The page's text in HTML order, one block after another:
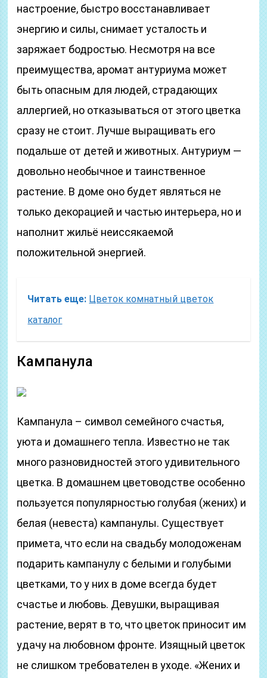
настроение, быстро восстанавливает
энергию и силы, снимает усталость и
заряжает бодростью. Несмотря на все
преимущества, аромат антуриума может
быть опасным для людей, страдающих
аллергией, но отказываться от этого цветка
сразу не стоит. Лучше выращивать его
подальше от детей и животных. Антуриум —
довольно необычное и таинственное
растение. В доме оно будет являться не
только декорацией и частью интерьера, но и
наполнит жильё неиссякаемой
положительной энергией.
Читать еще: Цветок комнатный цветок
каталог
Кампанула
Кампанула – символ семейного счастья,
уюта и домашнего тепла. Известно не так
много разновидностей этого удивительного
цветка. В домашнем цветоводстве особенно
пользуется популярностью голубая (жених) и
белая (невеста) кампанулы. Существует
примета, что если на свадьбу молодоженам
подарить кампанулу с белыми и голубыми
цветками, то у них в доме всегда будет
счастье и любовь. Девушки, выращивая
растение, верят в то, что цветок приносит им
удачу на любовном фронте. Изящный цветок
не слишком требователен в уходе. «Жених и